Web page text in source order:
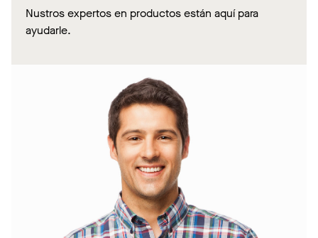
Nustros expertos en productos están aquí para
ayudarle.